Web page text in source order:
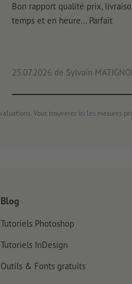
Bon rapport qualité prix,
temps et en heure... Parfait
25.07.2026 de Sylvain
Vous trouverez ici les mesures
Blog
Tutoriels Photoshop
Tutoriels InDesign
Outils & Fonts gratuits